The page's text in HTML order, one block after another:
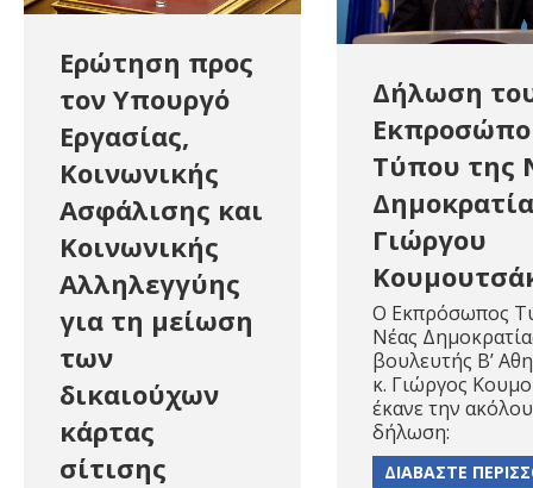
Ερώτηση προς
τον Υπουργό
Εργασίας,
Κοινωνικής
Ασφάλισης και
Κοινωνικής
Αλληλεγγύης
για τη μείωση
των
δικαιούχων
κάρτας
σίτισης
Δήλωση
Τύπου της
Γιώργου
Ο Εκπρόσωπος
Νέας
βουλευτής Β’
κ. Γιώργος
έκανε την
δήλωση:
ΔΙΑΒΑΣΤΕ